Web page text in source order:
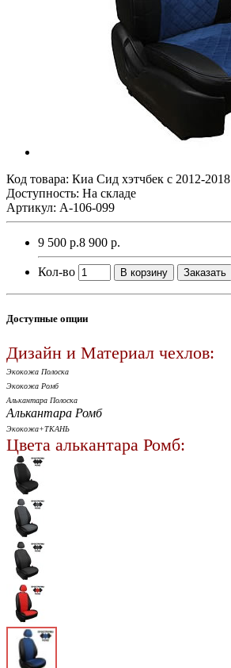
Код товара: Киа Сид хэтчбек с 2012-2018
Доступность: На складе
Артикул: A-106-099
9 500 р.8 900 р.
Кол-во В корзину Заказать
Доступные опции
Дизайн и Материал чехлов:
Экокожа Полоска
Экокожа Ромб
Алькантара Полоска
Алькантара Ромб
Экокожа+ТКАНЬ
Цвета алькантара Ромб: